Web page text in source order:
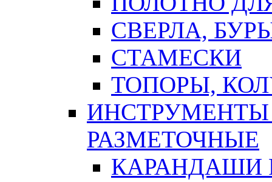
СВЕРЛА,
СТАМЕСКИ
ТОПОРЫ,
ИНСТРУМЕНТЫ
РАЗМЕТОЧНЫЕ
КАРАНДАШИ